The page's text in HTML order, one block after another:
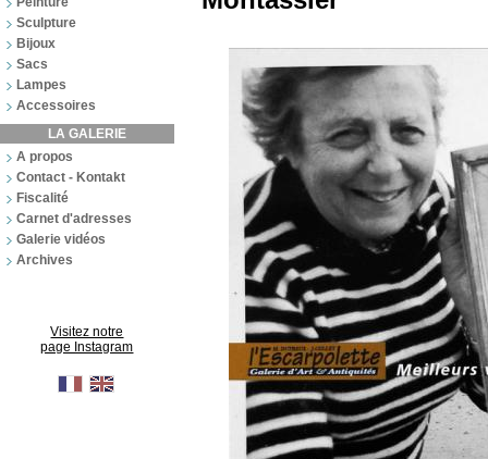
Sculpture
Bijoux
Sacs
Lampes
Accessoires
LA GALERIE
A propos
Contact - Kontakt
Fiscalité
Carnet d'adresses
Galerie vidéos
Archives
Visitez notre
page Instagram